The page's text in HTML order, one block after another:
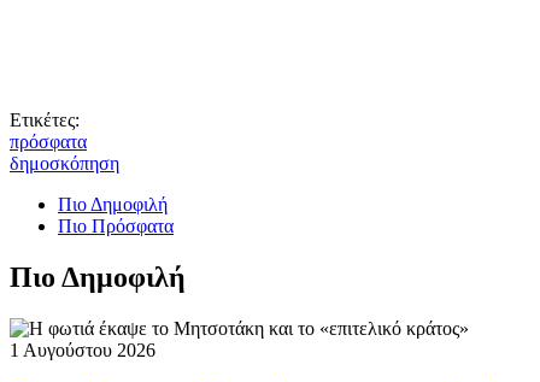
Ετικέτες:
πρόσφατα
δημοσκόπηση
Πιο Δημοφιλή
Πιο Πρόσφατα
Πιο Δημοφιλή
1 Αυγούστου 2026